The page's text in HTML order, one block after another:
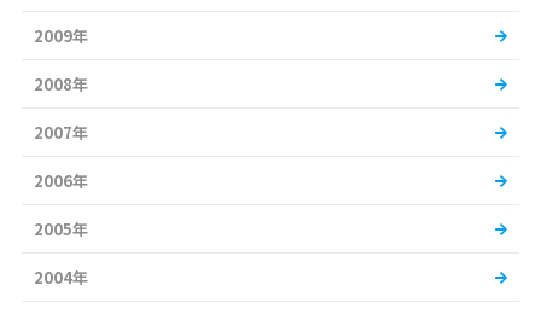
2009年
2008年
2007年
2006年
2005年
2004年